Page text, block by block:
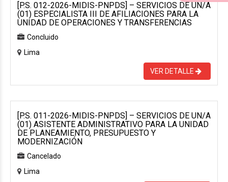
[P.S. 012-2026-MIDIS-PNPDS] – SERVICIOS DE UN/A
(01) ESPECIALISTA III DE AFILIACIONES PARA LA
UNIDAD DE OPERACIONES Y TRANSFERENCIAS
Concluido
Lima
VER DETALLE
[P.S. 011-2026-MIDIS-PNPDS] – SERVICIOS DE UN/A
(01) ASISTENTE ADMINISTRATIVO PARA LA UNIDAD
DE PLANEAMIENTO, PRESUPUESTO Y
MODERNIZACIÓN
Cancelado
Lima